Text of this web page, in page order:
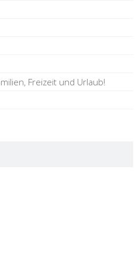
Freizeit und Urlaub!